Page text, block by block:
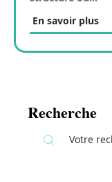
En savoir plus
Recherche